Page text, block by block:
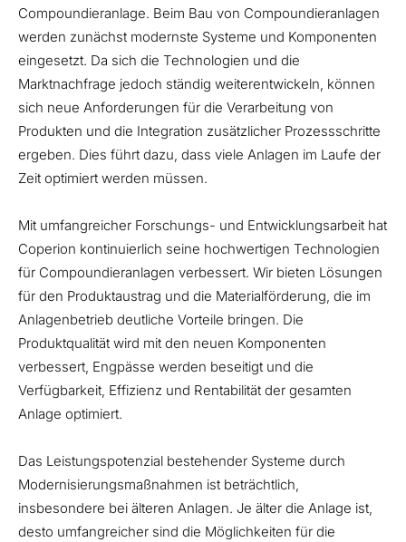
Compoundieranlage. Beim Bau von Compoundieranlagen
werden zunächst modernste Systeme und Komponenten
eingesetzt. Da sich die Technologien und die
Marktnachfrage jedoch ständig weiterentwickeln, können
sich neue Anforderungen für die Verarbeitung von
Produkten und die Integration zusätzlicher Prozessschritte
ergeben. Dies führt dazu, dass viele Anlagen im Laufe der
Zeit optimiert werden müssen.
Mit umfangreicher Forschungs- und Entwicklungsarbeit hat
Coperion kontinuierlich seine hochwertigen Technologien
für Compoundieranlagen verbessert. Wir bieten Lösungen
für den Produktaustrag und die Materialförderung, die im
Anlagenbetrieb deutliche Vorteile bringen. Die
Produktqualität wird mit den neuen Komponenten
verbessert, Engpässe werden beseitigt und die
Verfügbarkeit, Effizienz und Rentabilität der gesamten
Anlage optimiert.
Das Leistungspotenzial bestehender Systeme durch
Modernisierungsmaßnahmen ist beträchtlich,
insbesondere bei älteren Anlagen. Je älter die Anlage ist,
desto umfangreicher sind die Möglichkeiten für die